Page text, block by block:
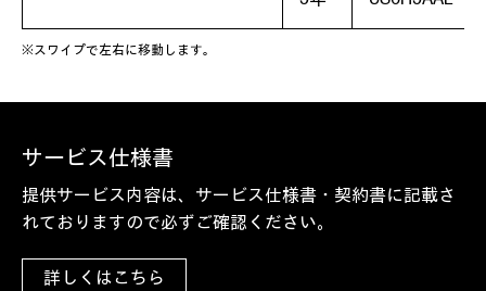
※スワイプで左右に移動します。
サービス仕様書
提供サービス内容は、サービス仕様書・契約書に記載さ
れておりますので必ずご確認ください。
詳しくはこちら